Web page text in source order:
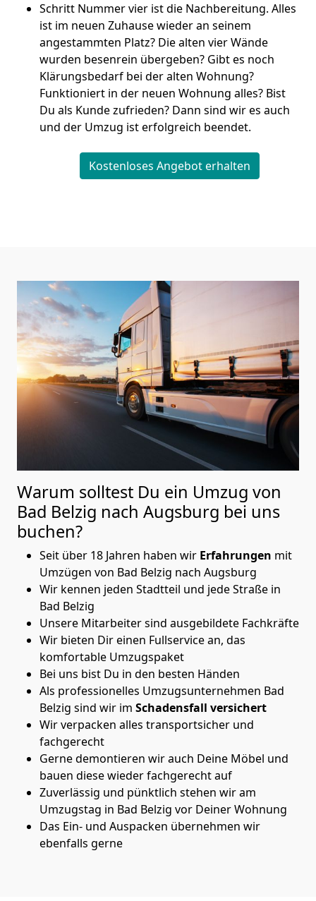
Schritt Nummer vier ist die Nachbereitung. Alles
ist im neuen Zuhause wieder an seinem
angestammten Platz? Die alten vier Wände
wurden besenrein übergeben? Gibt es noch
Klärungsbedarf bei der alten Wohnung?
Funktioniert in der neuen Wohnung alles? Bist
Du als Kunde zufrieden? Dann sind wir es auch
und der Umzug ist erfolgreich beendet.
Kostenloses Angebot erhalten
Warum solltest Du ein Umzug von
Bad Belzig nach Augsburg bei uns
buchen?
Seit über 18 Jahren haben wir Erfahrungen mit
Umzügen von Bad Belzig nach Augsburg
Wir kennen jeden Stadtteil und jede Straße in
Bad Belzig
Unsere Mitarbeiter sind ausgebildete Fachkräfte
Wir bieten Dir einen Fullservice an, das
komfortable Umzugspaket
Bei uns bist Du in den besten Händen
Als professionelles Umzugsunternehmen Bad
Belzig sind wir im Schadensfall versichert
Wir verpacken alles transportsicher und
fachgerecht
Gerne demontieren wir auch Deine Möbel und
bauen diese wieder fachgerecht auf
Zuverlässig und pünktlich stehen wir am
Umzugstag in Bad Belzig vor Deiner Wohnung
Das Ein- und Auspacken übernehmen wir
ebenfalls gerne